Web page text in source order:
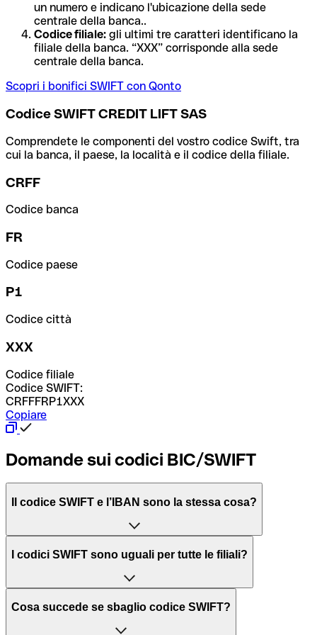
un numero e indicano l'ubicazione della sede
centrale della banca..
Codice filiale: gli ultimi tre caratteri identificano la
filiale della banca. “XXX” corrisponde alla sede
centrale della banca.
Scopri i bonifici SWIFT con Qonto
Codice SWIFT CREDIT LIFT SAS
Comprendete le componenti del vostro codice Swift, tra
cui la banca, il paese, la località e il codice della filiale.
CRFF
Codice banca
FR
Codice paese
P1
Codice città
XXX
Codice filiale
Codice SWIFT:
CRFFFRP1XXX
Copiare
Domande sui codici BIC/SWIFT
Il codice SWIFT e l’IBAN sono la stessa cosa?
L'acronimo SWIFT sta per “Society for Worldwide
per l’elaborazione dei pagamenti tra diversi Paesi.
Il BIC, invece, sta per “Bank Identifier Code” ed è una
I codici SWIFT sono uguali per tutte le filiali?
Dipende dalle banche. In alcuni casi le banche utilizzano
Cosa succede se sbaglio codice SWIFT?